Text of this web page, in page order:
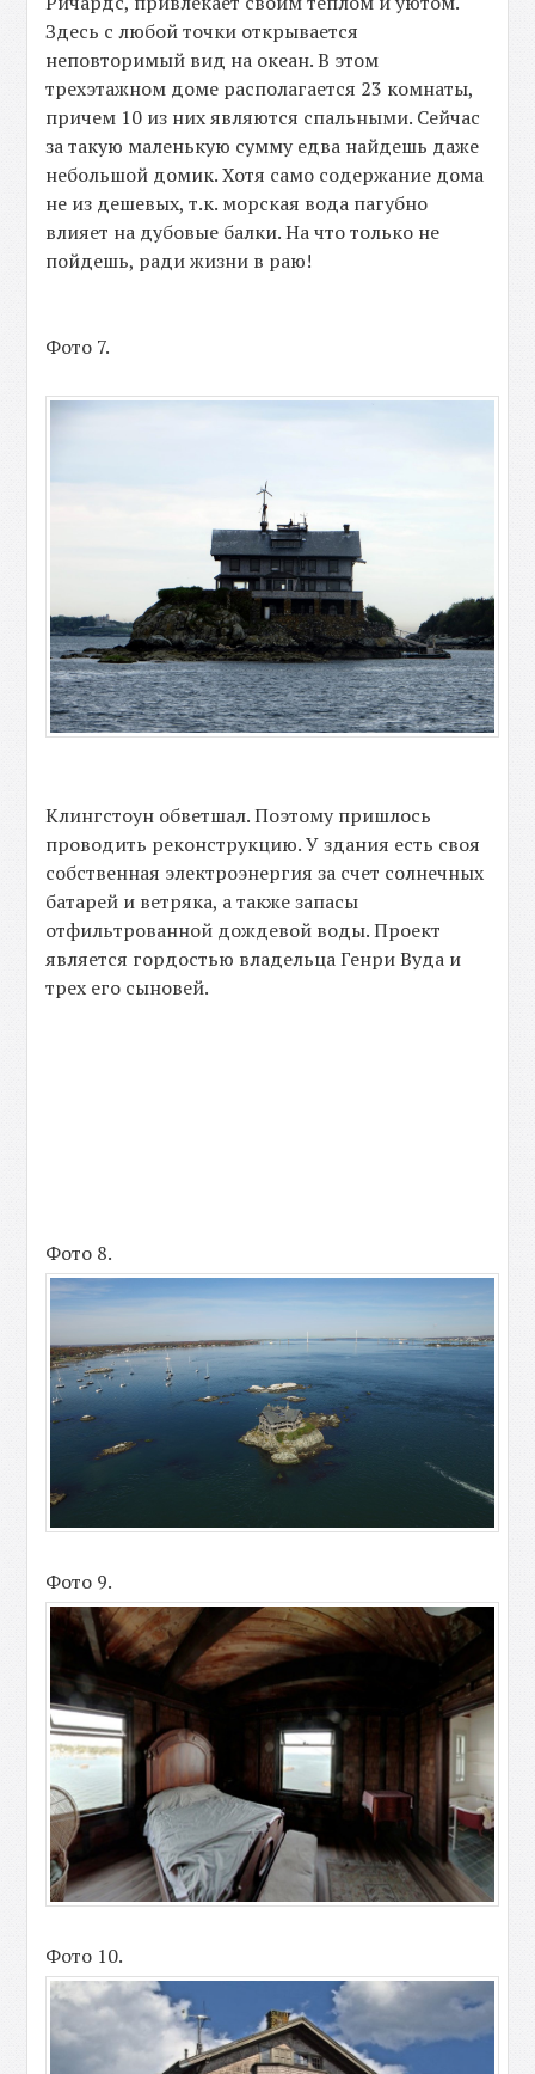
Здесь с любой точки открывается
неповторимый вид на океан. В этом
трехэтажном доме располагается 23 комнаты,
причем 10 из них являются спальными. Сейчас
за такую маленькую сумму едва найдешь даже
небольшой домик. Хотя само содержание дома
не из дешевых, т.к. морская вода пагубно
влияет на дубовые балки. На что только не
пойдешь, ради жизни в раю!
Фото 7.
Клингстоун обветшал. Поэтому пришлось
проводить реконструкцию. У здания есть своя
собственная электроэнергия за счет солнечных
батарей и ветряка, а также запасы
отфильтрованной дождевой воды. Проект
является гордостью владельца Генри Вуда и
трех его сыновей.
Фото 8.
Фото 9.
Фото 10.